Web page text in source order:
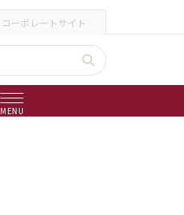
コーポレートサイト
MENU